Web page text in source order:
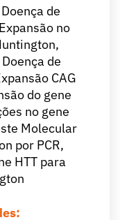
de
no
de
CAG
do gene
no gene
Molecular
por PCR,
HTT para